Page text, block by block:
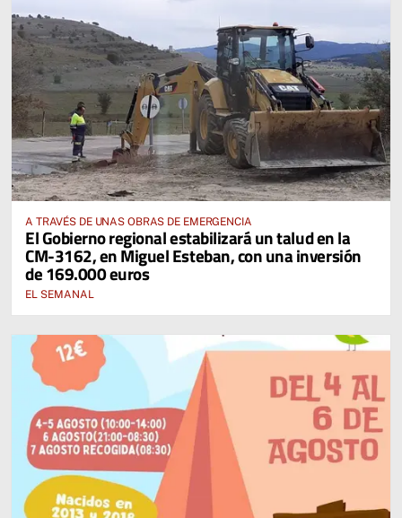
A TRAVÉS DE UNAS OBRAS DE EMERGENCIA
El Gobierno regional estabilizará un talud en la
CM-3162, en Miguel Esteban, con una inversión
de 169.000 euros
EL SEMANAL